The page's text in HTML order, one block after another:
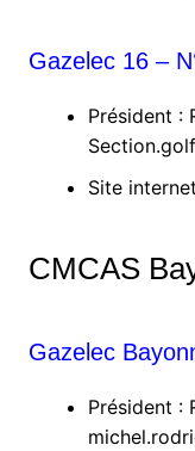
Gazelec 16 –
Président :
Site
CMCAS
Gazelec
Président :